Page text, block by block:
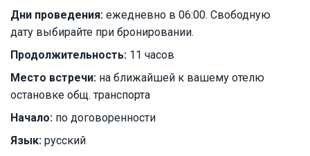
Дни проведения: ежедневно в 06:00. Свободную
дату выбирайте при бронировании.
Продолжительность: 11 часов
Место встречи: на ближайшей к вашему отелю
остановке общ. транспорта
Начало: по договоренности
Язык: русский